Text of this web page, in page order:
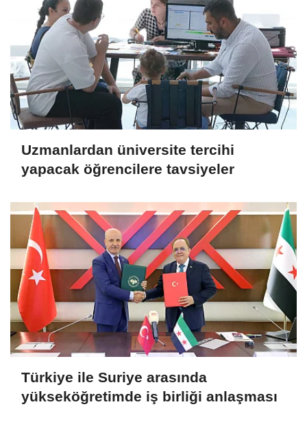
Uzmanlardan üniversite tercihi
yapacak öğrencilere tavsiyeler
Türkiye ile Suriye arasında
yükseköğretimde iş birliği anlaşması